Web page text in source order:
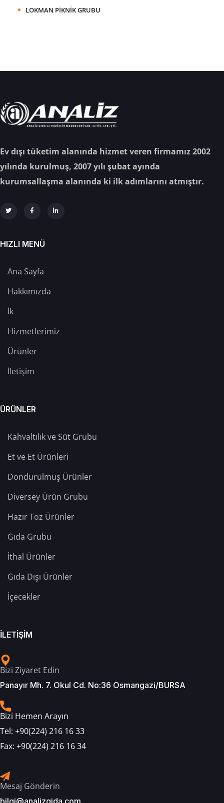
LOKMAN PIKNIK GRUBU
Ev dışı tüketim alanında hizmet veren firmamız 2002
yılında kurulmuş, 2007 yılı şubat ayında
kurumsallaşma alanında ki ilk adımlarını atmıştır.
HIZLI MENÜ
Ana Sayfa
Hakkımızda
İk
Hizmetlerimiz
Ürünler
İletişim
ÜRÜNLER
Kahvaltılık ve Süt Grubu
Et ve Et Ürünleri
Dondurulmuş Ürünler
Diversey Ürün Grubu
Hazır Toz Ürünler
Gıda Grubu
İthal Ürünler
Gıda Dışı Ürünler
İçecekler
İLETİŞİM
Bizi Ziyaret Edin
Panayır Mh. 7. Okul Cd. No:36 Osmangazi/BURSA
Bizi Hemen Arayın
Tel: +90(224) 216 16 33
Fax: +90(224) 216 16 34
Mesaj Gönderin